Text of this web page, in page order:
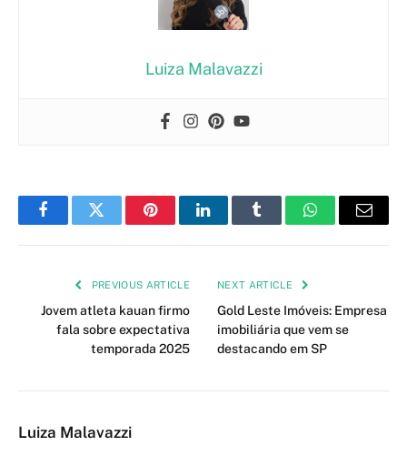
Luiza Malavazzi
FacebookTwitter PinterestLinkedInTumblr WhatsAppEmail
PREVIOUS ARTICLE
Jovem atleta kauan firmo
fala sobre expectativa
temporada 2025
NEXT ARTICLE
Gold Leste Imóveis: Empresa
imobiliária que vem se
destacando em SP
Luiza Malavazzi